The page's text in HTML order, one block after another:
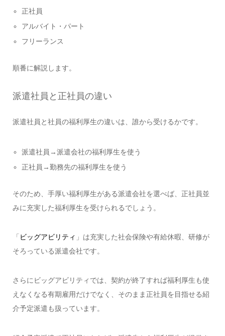
正社員
アルバイト・パート
フリーランス
順番に解説します。
派遣社員と正社員の違い
派遣社員と社員の福利厚生の違いは、誰から受けるかです。
派遣社員→派遣会社の福利厚生を使う
正社員→勤務先の福利厚生を使う
そのため、手厚い福利厚生がある派遣会社を選べば、正社員並
みに充実した福利厚生を受けられるでしょう。
「 ビッグアビリティ 」は充実した社会保険や有給休暇、研修が
そろっている派遣会社です。
さらにビッグアビリティでは、契約が終了すれば福利厚生も使
えなくなる有期雇用だけでなく、そのまま正社員を目指せる紹
介予定派遣も扱っています。